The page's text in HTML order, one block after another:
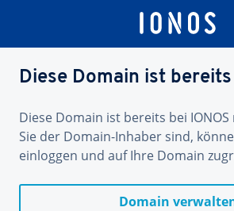
Diese Domain ist
Diese Domain ist bereits bei
Sie der Domain-Inhaber sind,
einloggen und auf Ihre Domain
Domain